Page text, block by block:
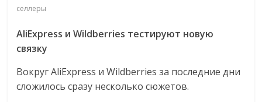
Commerce,
ритейле,
логистике,
технологиях,
селлеры
AliExpress и Wildberries тестируют новую
связку
Вокруг AliExpress и Wildberries за последние дни
сложилось сразу несколько сюжетов.